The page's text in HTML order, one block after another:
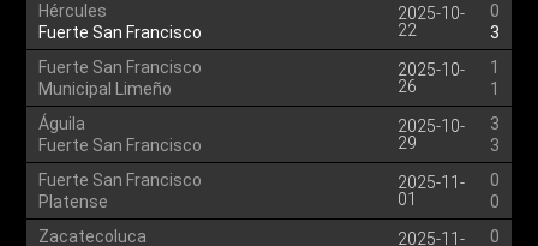
Hércules
Fuerte San Francisco
2025-10-
22
0
3
Fuerte San Francisco
Municipal Limeño
2025-10-
26
1
1
Águila
Fuerte San Francisco
2025-10-
29
3
3
Fuerte San Francisco
Platense
2025-11-
01
0
0
Zacatecoluca
2025-11-
0